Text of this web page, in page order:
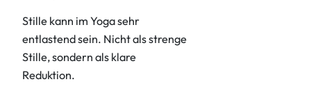
Stille kann im Yoga sehr
entlastend sein. Nicht als strenge
Stille, sondern als klare
Reduktion.